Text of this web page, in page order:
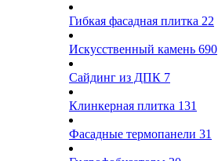
Гибкая фасадная плитка 22
Искусственный камень 690
Сайдинг из ДПК 7
Клинкерная плитка 131
Фасадные термопанели 31